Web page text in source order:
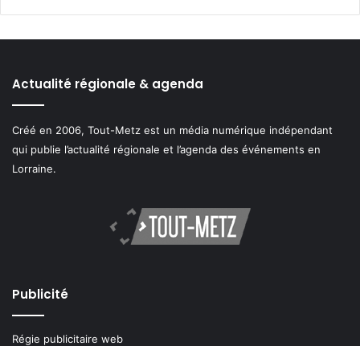
Actualité régionale & agenda
Créé en 2006, Tout-Metz est un média numérique indépendant
qui publie l’actualité régionale et l’agenda des événements en
Lorraine.
Publicité
Régie publicitaire web